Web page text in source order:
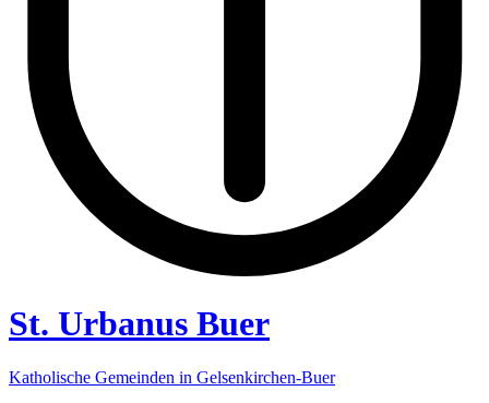
St. Urbanus Buer
Katholische Gemeinden in Gelsenkirchen-Buer